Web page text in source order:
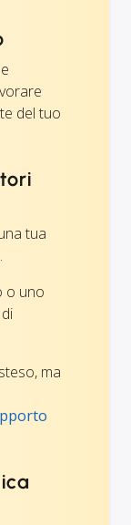
del tuo
tua
o uno
ma